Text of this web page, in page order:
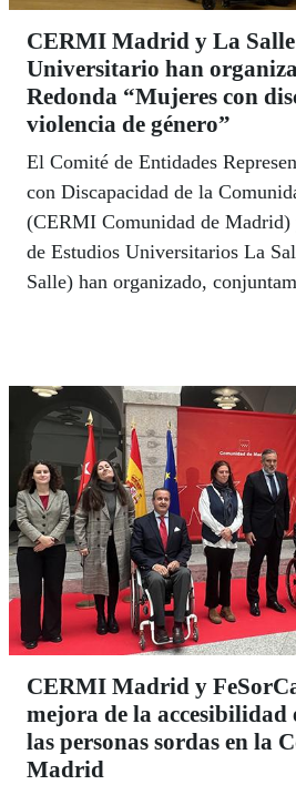
CERMI Madrid y La
Universitario han
Redonda “Mujeres con
violencia de género”
El Comité de Entidades
con Discapacidad de la
(CERMI Comunidad de
de Estudios Universitarios La
Salle) han organizado,
Eliminación de la Violencia
CERMI Madrid y
mejora de la accesibilidad
las personas sordas en la
Madrid